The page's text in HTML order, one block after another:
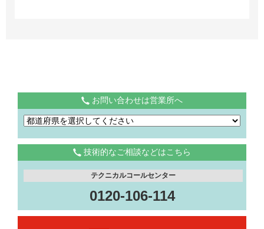
お問い合わせは営業所へ
技術的なご相談などはこちら
テクニカルコールセンター
0120-106-114